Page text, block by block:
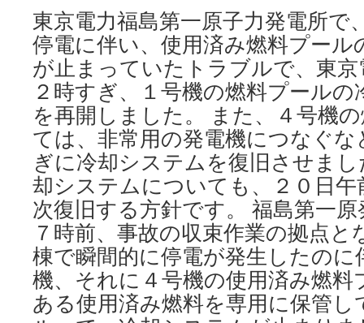
却
装
置
１、
３、
４
号
機
は
復
旧
via
毎
日
新
聞
東京電力福島第一原子力発電所で
停電に伴い、使用済み燃料プー
が止まっていたトラブルで、東
２時すぎ、１号機の燃料プール
を再開しました。 また、４号機
ては、非常用の発電機につなぐ
ぎに冷却システムを復旧させま
却システムについても、２０日
次復旧する方針です。 福島第一
７時前、事故の収束作業の拠点
棟で瞬間的に停電が発生したのに
機、それに４号機の使用済み燃料
ある使用済み燃料を専用に保管し